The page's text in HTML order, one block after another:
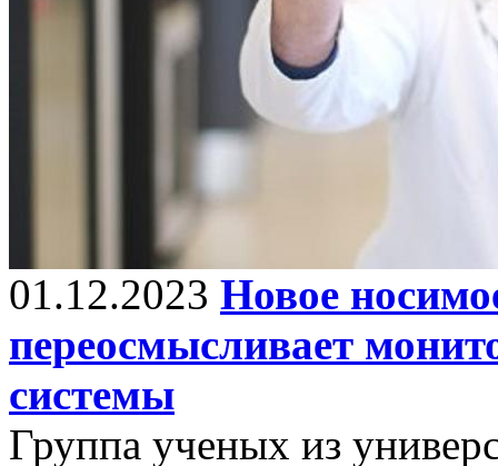
01.12.2023 Новое
переосмысливает
системы
Группа ученых из